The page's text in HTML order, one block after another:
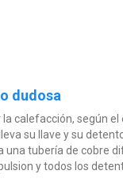
dudosa
calefacción, según el
su llave y su
una tubería de cobre
y todos los